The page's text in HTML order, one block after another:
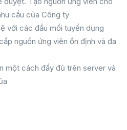
cầu của Công ty
với các đầu mối tuyển dụng
nguồn ứng viên ổn định và đa
một cách đầy đủ trên server và